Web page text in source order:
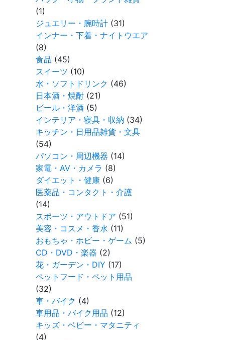
(1)
ジュエリー・腕時計 (31)
インナー・下着・ナイトウエア
(8)
食品 (45)
スイーツ (10)
水・ソフトドリンク (46)
日本酒・焼酎 (21)
ビール・洋酒 (5)
インテリア・寝具・収納 (34)
キッチン・日用品雑貨・文具
(54)
パソコン・周辺機器 (14)
家電・AV・カメラ (8)
ダイエット・健康 (6)
医薬品・コンタクト・介護
(14)
スポーツ・アウトドア (51)
美容・コスメ・香水 (11)
おもちゃ・ホビー・ゲーム (5)
CD・DVD・楽器 (2)
花・ガーデン・DIY (17)
ペットフード・ペット用品
(32)
車・バイク (4)
車用品・バイク用品 (12)
キッズ・ベビー・マタニティ
(4)